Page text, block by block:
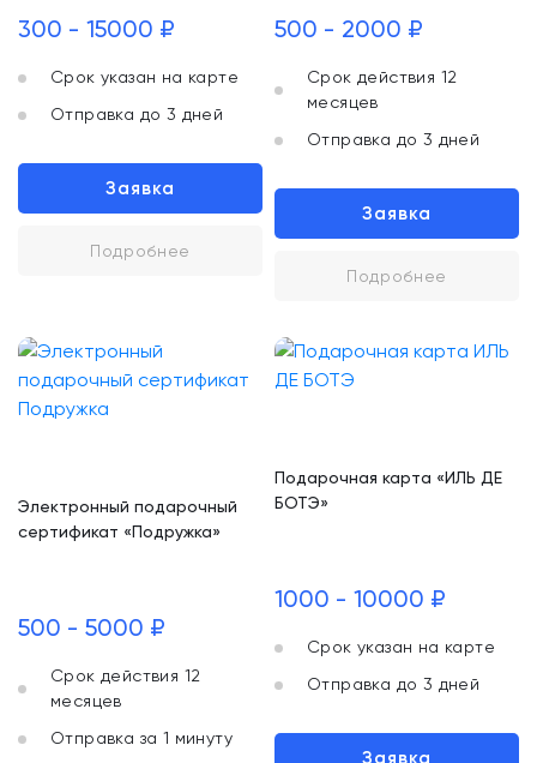
300 - 15000 ₽
Срок указан на карте
Отправка до 3 дней
Заявка
Подробнее
500 - 2000 ₽
Срок действия 12
месяцев
Отправка до 3 дней
Заявка
Подробнее
Электронный подарочный
сертификат «Подружка»
500 - 5000 ₽
Срок действия 12
месяцев
Отправка за 1 минуту
Подарочная карта «ИЛЬ ДЕ
БОТЭ»
1000 - 10000 ₽
Срок указан на карте
Отправка до 3 дней
Заявка